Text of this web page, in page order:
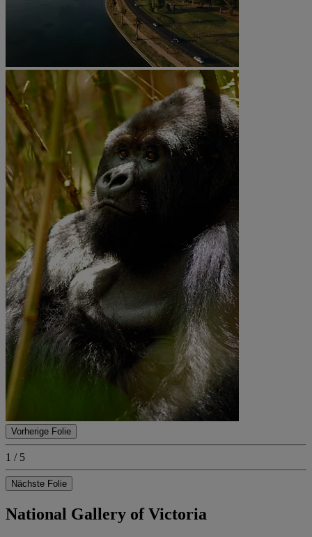
Vorherige Folie
1 / 5
Nächste Folie
National Gallery of Victoria